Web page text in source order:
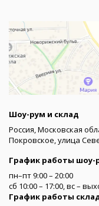
Шоу-рум и склад
Россия, Московская
Покровское, улица
График работы шоу-
пн–пт 9:00 – 20:00
сб 10:00 – 17:00, вс –
График работы